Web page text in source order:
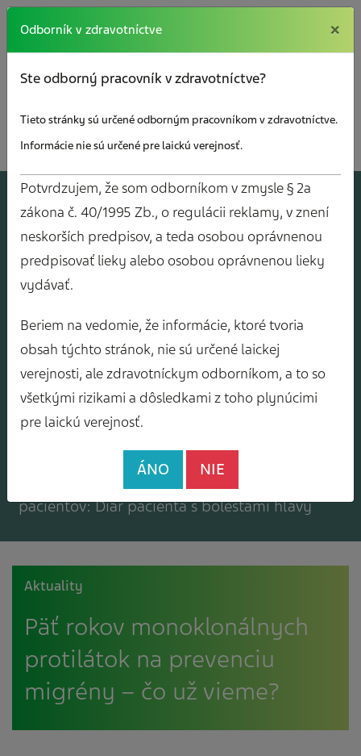
×
AJOV Y
Mám záujem o zasielanie odborného
spravodajcu
pacientov: Diár pacienta s bolesťami hlavy
Aktuality
Päť rokov monoklonálnych
protilátok na prevenciu
migrény – čo už vieme?
Odborník v zdravotníctve ×
Ste odborný pracovník v zdravotníctve?
Tieto stránky sú určené odborným pracovníkom v zdravotníctve.
Informácie nie sú určené pre laickú verejnosť.
Potvrdzujem, že som odborníkom v zmysle § 2a
zákona č. 40/1995 Zb., o regulácii reklamy, v znení
neskorších predpisov, a teda osobou oprávnenou
predpisovať lieky alebo osobou oprávnenou lieky
vydávať.
Beriem na vedomie, že informácie, ktoré tvoria
obsah týchto stránok, nie sú určené laickej
verejnosti, ale zdravotníckym odborníkom, a to so
všetkými rizikami a dôsledkami z toho plynúcimi
pre laickú verejnosť.
ÁNO NIE